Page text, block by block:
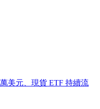
美元、現貨 ETF 持續流